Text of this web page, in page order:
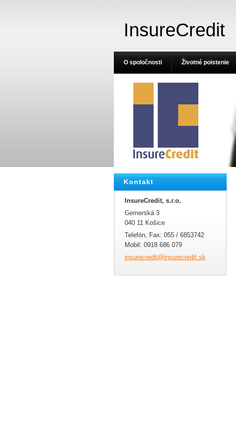
InsureCredit
Kontakt
InsureCredit, s.r.o.
Gemerská 3
040 11 Košice
Telefón, Fax: 055 / 6853742
Mobil: 0918 686 079
insurecredit@insurecredit.sk
O spoločnosti Životné poistenie